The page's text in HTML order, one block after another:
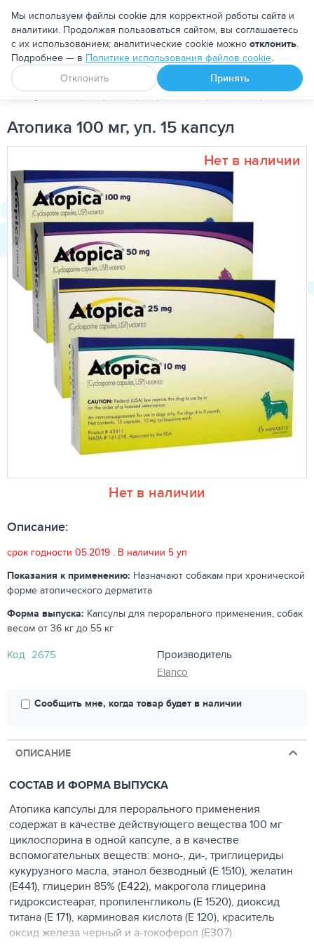
Москва
Апоквел Ветмедин От блох и клещей
PetDog Ветеринарные препараты Противоаллергические
Атопика 100 мг, уп. 15 капсул
Нет в наличии
Нет в наличии
Описание:
срок годности 05.2019 . В наличии 5 уп
Показания к применению: Назначают собакам при хронической
форме атопического дерматита
Форма выпуска: Капсулы для перорального применения, собак
весом от 36 кг до 55 кг
Код 2675
Производитель
Elanco
Сообщить мне, когда товар будет в наличии
ОПИСАНИЕ
СОСТАВ И ФОРМА ВЫПУСКА
Атопика капсулы для перорального применения
содержат в качестве действующего вещества 100 мг
циклоспорина в одной капсуле, а в качестве
вспомогательных веществ: моно-, ди-, триглицериды
кукурузного масла, этанол безводный (Е 1510), желатин
(Е441), глицерин 85% (Е422), макрогола глицерина
гидроксистеарат, пропиленгликоль (Е 1520), диоксид
титана (Е 171), карминовая кислота (Е 120), краситель
оксид железа черный и а-токоферол (Е307).
Мы используем файлы cookie для корректной работы сайта и
аналитики. Продолжая пользоваться сайтом, вы соглашаетесь
с их использованием; аналитические cookie можно отклонить.
Подробнее — в Политике использования файлов cookie.
Отклонить
Принять